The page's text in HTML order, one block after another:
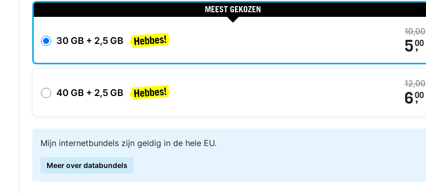
MEEST GEKOZEN
30 GB + 2,5 GB
10,00
5,
00
40 GB + 2,5 GB
12,00
6,
00
Mijn internetbundels zijn geldig in de hele EU.
Meer over databundels